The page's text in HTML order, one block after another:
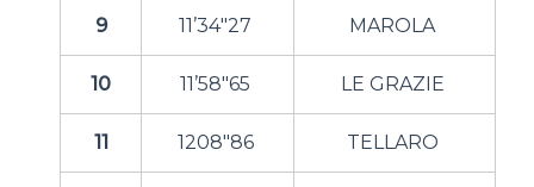
9 11’34″27 MAROLA
10 11’58″65 LE GRAZIE
11 1208″86 TELLARO